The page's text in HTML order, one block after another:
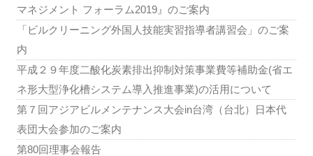
マネジメント フォーラム2019』のご案内
「ビルクリーニング外国人技能実習指導者講習会」のご案
内
平成２９年度二酸化炭素排出抑制対策事業費等補助金(省エ
ネ形大型浄化槽システム導入推進事業)の活用について
第７回アジアビルメンテナンス大会in台湾（台北）日本代
表団大会参加のご案内
第80回理事会報告